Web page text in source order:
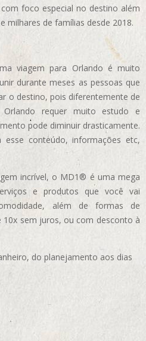
foco especial no destino além
milhares de famílias desde 2018.
viagem para Orlando é muito
durante meses as pessoas que
o destino, pois diferentemente de
requer muito estudo e
pode diminuir drasticamente.
conteúdo, informações etc,
incrível, o MD1® é uma mega
e produtos que você vai
além de formas de
sem juros, ou com desconto à
do planejamento aos dias